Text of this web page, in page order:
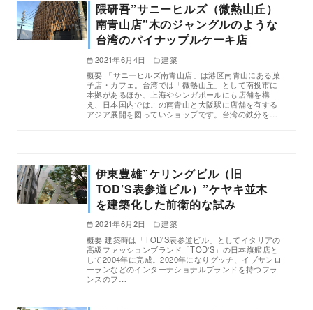
隈研吾”サニーヒルズ（微熱山丘）
南青山店”木のジャングルのような
台湾のパイナップルケーキ店
2021年6月4日
建築
概要 「サニーヒルズ南青山店」は港区南青山にある菓
子店・カフェ。台湾では「微熱山丘」として南投市に
本拠があるほか、上海やシンガポールにも店舗を構
え、日本国内ではこの南青山と大阪駅に店舗を有する
アジア展開を図っていショップです。台湾の鉄分を…
伊東豊雄”ケリングビル（旧
TOD’S表参道ビル）”ケヤキ並木
を建築化した前衛的な試み
2021年6月2日
建築
概要 建築時は「TOD'S表参道ビル」としてイタリアの
高級ファッションブランド「TOD'S」の日本旗艦店と
して2004年に完成。2020年になりグッチ、イブサンロ
ーランなどのインターナショナルブランドを持つフラ
ンスのフ…